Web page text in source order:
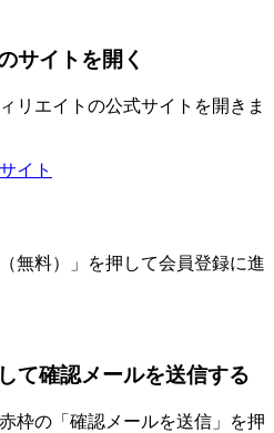
サイトを開く
リエイトの公式サイトを開きま
イト
無料）」を押して会員登録に進
て確認メールを送信する
枠の「確認メールを送信」を押